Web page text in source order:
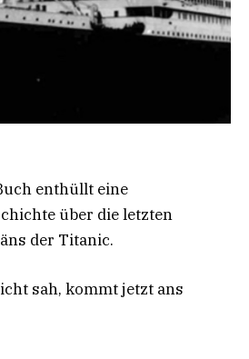
enthüllt eine
über die letzten
der Titanic.
sah, kommt jetzt ans